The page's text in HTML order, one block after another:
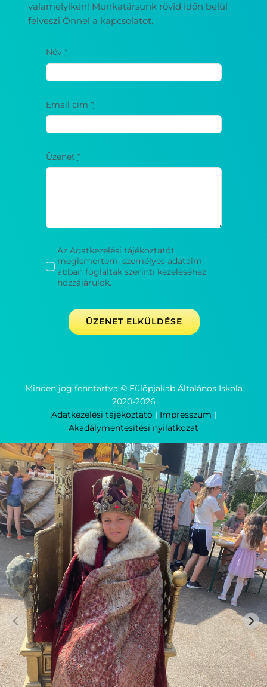
valamelyikén! Munkatársunk rövid időn belül
felveszi Önnel a kapcsolatot.
Név*
Email cím*
Üzenet*
Az Adatkezelési tájékoztatót
megismertem, személyes adataim
abban foglaltak szerinti kezeléséhez
hozzájárulok.
ÜZENET ELKÜLDÉSE
Minden jog fenntartva © Fülöpjakab Általános Iskola
2020-2026
Adatkezelési tájékoztató | Impresszum |
Akadálymentesítési nyilatkozat